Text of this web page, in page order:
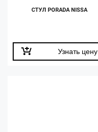
СТУЛ PORADA NISSA
Узнать цену